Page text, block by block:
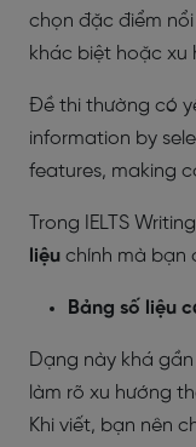
chọn đặc điểm
khác biệt hoặc xu
Đề thi thường có
information by
features, making
Trong IELTS
liệu chính mà bạn
Bảng số liệu
Dạng này khá
làm rõ xu hướng
Khi viết, bạn nên